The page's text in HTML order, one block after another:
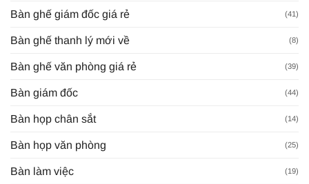
Bàn ghế giám đốc giá rẻ (41)
Bàn ghế thanh lý mới về (8)
Bàn ghế văn phòng giá rẻ (39)
Bàn giám đốc (44)
Bàn họp chân sắt (14)
Bàn họp văn phòng (25)
Bàn làm việc (19)